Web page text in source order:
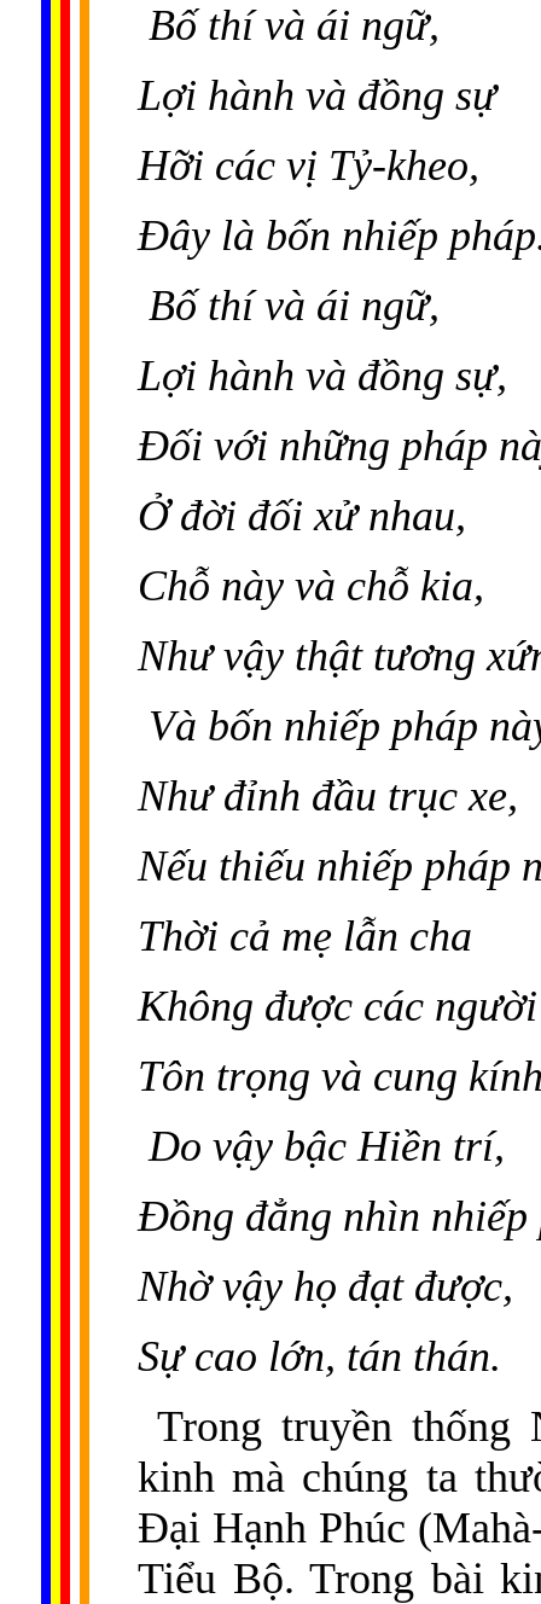
Bố thí và ái ngữ,
Lợi hành và đồng sự
Hỡi các vị Tỷ-kheo,
Ðây là bốn nhiếp
Bố thí và ái ngữ,
Lợi hành và đồng sự,
Ðối với những pháp
Ở đời đối xử nhau,
Chỗ này và chỗ kia,
Như vậy thật tương
Và bốn nhiếp pháp
Như đỉnh đầu trục xe,
Nếu thiếu nhiếp pháp
Thời cả mẹ lẫn cha
Không được các
Tôn trọng và cung
Do vậy bậc Hiền trí,
Ðồng đẳng nhìn nhiếp
Nhờ vậy họ đạt được,
Sự cao lớn, tán thán.
Trong truyền thống
kinh mà chúng ta
Đại Hạnh Phúc
Tiểu Bộ. Trong bài